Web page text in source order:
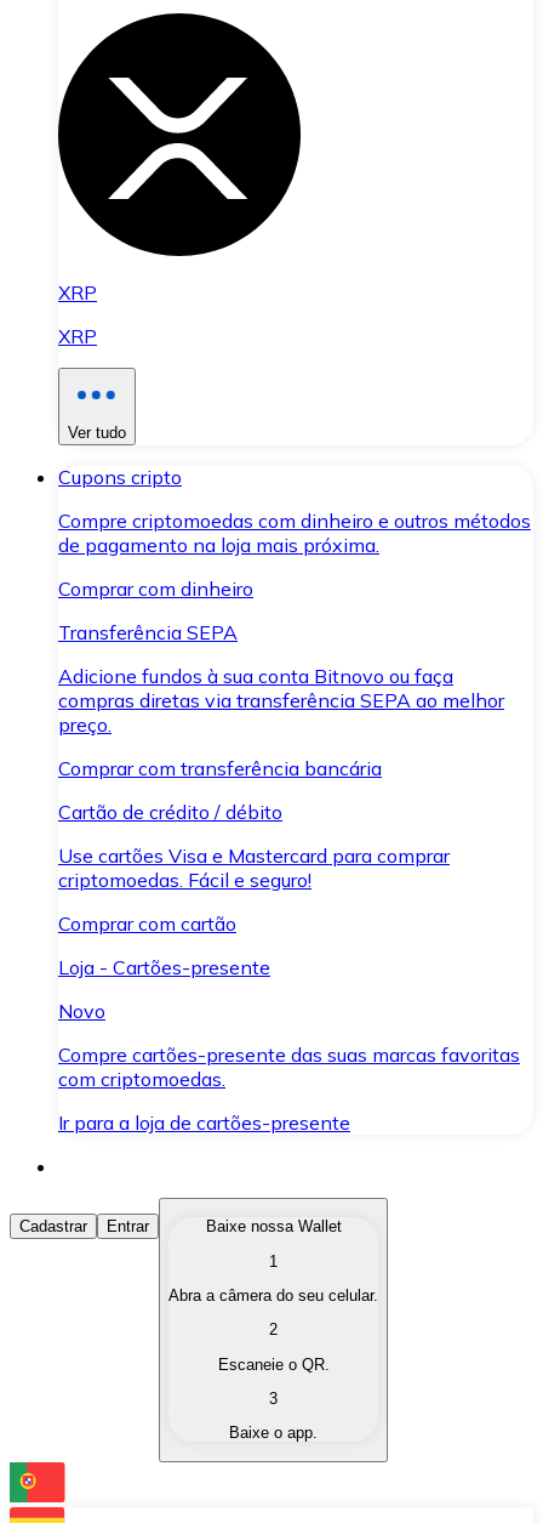
XRP
XRP
Ver tudo
Cupons cripto
Compre criptomoedas com dinheiro e outros métodos
de pagamento na loja mais próxima.
Comprar com dinheiro
Transferência SEPA
Adicione fundos à sua conta Bitnovo ou faça
compras diretas via transferência SEPA ao melhor
preço.
Comprar com transferência bancária
Cartão de crédito / débito
Use cartões Visa e Mastercard para comprar
criptomoedas. Fácil e seguro!
Comprar com cartão
Loja - Cartões-presente
Novo
Compre cartões-presente das suas marcas favoritas
com criptomoedas.
Ir para a loja de cartões-presente
Comprar Criptomoedas
Compre as criptomoedas de seu interesse de forma
Converta suas criptomoedas em moeda fiduciária
Troque uma criptomoeda por outra
Cadastrar Entrar
Baixe nossa Wallet
1
Abra a câmera do seu celular.
2
Escaneie o QR.
3
Baixe o app.